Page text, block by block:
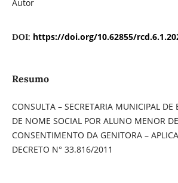
Autor
DOI: https://doi.org/10.62855/
Resumo
CONSULTA – SECRETARIA MUNICIPAL DE
DE NOME SOCIAL POR ALUNO MENOR
CONSENTIMENTO DA GENITORA –
DECRETO N° 33.816/2011